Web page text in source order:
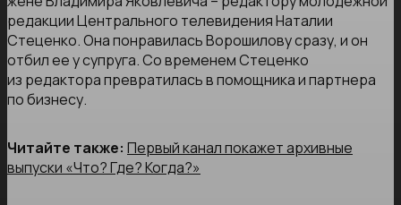
редакции Центрального телевидения Наталии
Стеценко. Она понравилась Ворошилову сразу, и он
отбил ее у супруга. Со временем Стеценко
из редактора превратилась в помощника и партнера
по бизнесу.
Читайте также: Первый канал покажет архивные
выпуски «Что? Где? Когда?»